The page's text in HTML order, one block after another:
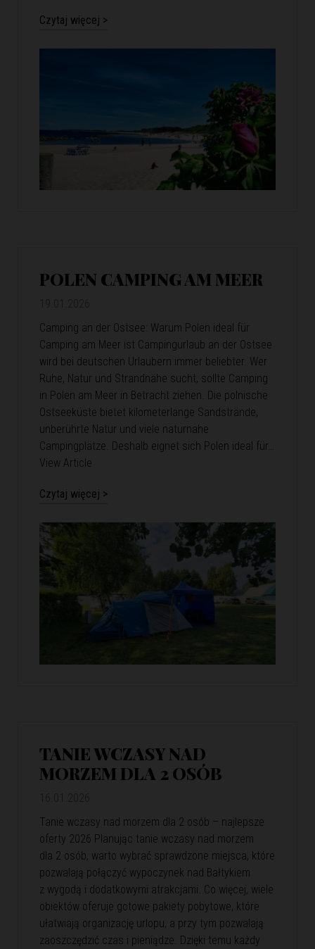
Czytaj więcej >
POLEN CAMPING AM MEER
Camping an der Ostsee: Warum Polen ideal für
Camping am Meer ist Campingurlaub an der Ostsee
wird bei deutschen Urlaubern immer beliebter. Wer
Ruhe, Natur und Strandnähe sucht, sollte Camping
in Polen am Meer in Betracht ziehen. Die polnische
Ostseeküste bietet kilometerlange Sandstrände,
unberührte Natur und viele naturnahe
Campingplätze. Deshalb eignet sich Polen ideal für…
View Article
Czytaj więcej >
TANIE WCZASY NAD
MORZEM DLA 2 OSÓB
Tanie wczasy nad morzem dla 2 osób – najlepsze
oferty 2026 Planując tanie wczasy nad morzem
dla 2 osób, warto wybrać sprawdzone miejsca, które
pozwalają połączyć wypoczynek nad Bałtykiem
z wygodą i dodatkowymi atrakcjami. Co więcej, wiele
obiektów oferuje gotowe pakiety pobytowe, które
ułatwiają organizację urlopu, a przy tym pozwalają
zaoszczędzić czas i pieniądze. Dzięki temu każdy